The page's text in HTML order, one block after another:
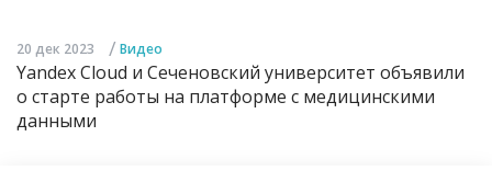
20 дек 2023 / Видео
Yandex Cloud и Сеченовский университет объявили
о старте работы на платформе с медицинскими
данными